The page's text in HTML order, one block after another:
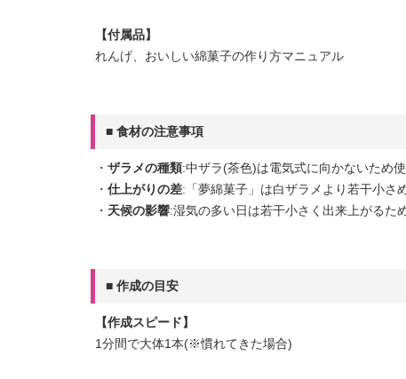
【付属品】
れんげ、おいしい綿菓子の作り方マニュアル
■ 食材の注意事項
・ ザラメの種類:中ザラ(茶色)は電気式に向かないため
・ 仕上がりの差:「夢綿菓子」は白ザラメより若干小さ
・ 天候の影響:湿気の多い日は若干小さく出来上がるた
■ 作成の目安
【作成スピード】
1分間で大体1本(※慣れてきた場合)